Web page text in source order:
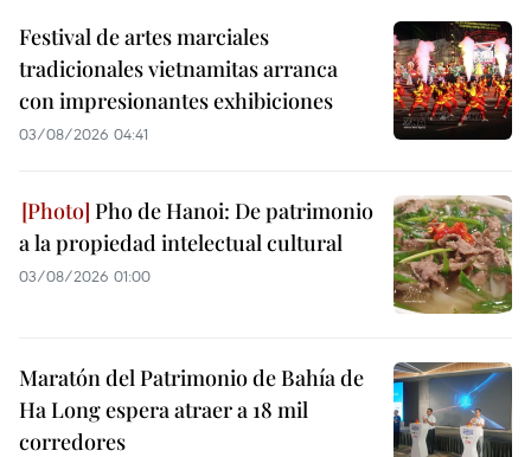
Festival de artes marciales
tradicionales vietnamitas arranca
con impresionantes exhibiciones
03/08/2026 04:41
Pho de Hanoi: De patrimonio
a la propiedad intelectual cultural
03/08/2026 01:00
Maratón del Patrimonio de Bahía de
Ha Long espera atraer a 18 mil
corredores